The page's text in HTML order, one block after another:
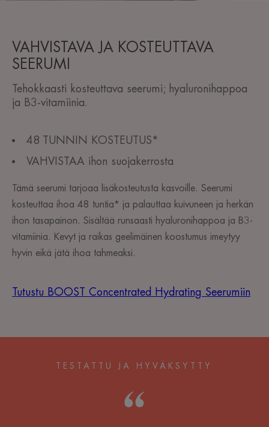
VAHVISTAVA JA KOSTEUTTAVA
SEERUMI
Tehokkaasti kosteuttava seerumi; hyaluronihappoa
ja B3-vitamiinia.
48 TUNNIN KOSTEUTUS*
VAHVISTAA ihon suojakerrosta
Tämä seerumi tarjoaa lisäkosteutusta kasvoille. Seerumi
kosteuttaa ihoa 48 tuntia* ja palauttaa kuivuneen ja herkän
ihon tasapainon. Sisältää runsaasti hyaluronihappoa ja B3-
vitamiinia. Kevyt ja raikas geelimäinen koostumus imeytyy
hyvin eikä jätä ihoa tahmeaksi.
Tutustu BOOST Concentrated Hydrating Seerumiin
TESTATTU JA HYVÄKSYTTY